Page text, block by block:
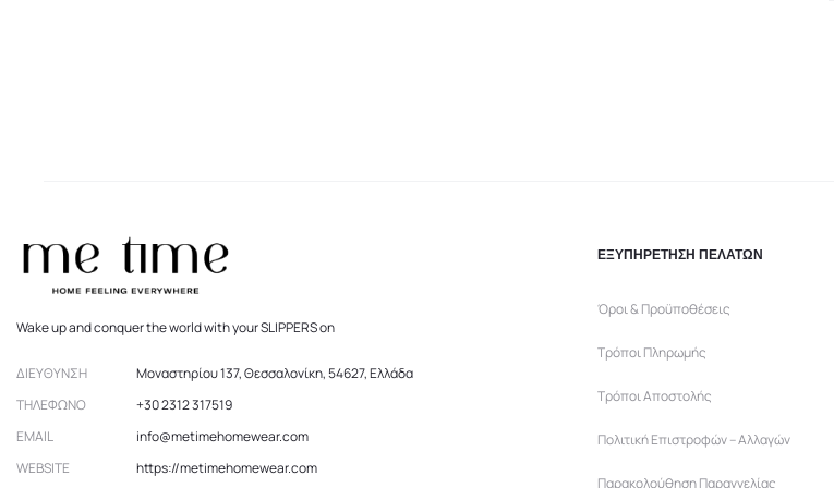
Wake up and conquer the world with your SLIPPERS on
ΔΙΕΎΘΥΝΣΗ
Μοναστηρίου 137, Θεσσαλονίκη, 54627, Ελλάδα
ΤΗΛΈΦΩΝΟ
+30 2312 317519
EMAIL
info@metimehomewear.com
WEBSITE
https://metimehomewear.com
ΕΞΥΠΗΡΕΤΗΣΗ ΠΕΛΑΤΩΝ
Όροι & Προϋποθέσεις
Τρόποι Πληρωμής
Τρόποι Αποστολής
Πολιτική Επιστροφών – Αλλαγών
Παρακολούθηση Παραγγελίας